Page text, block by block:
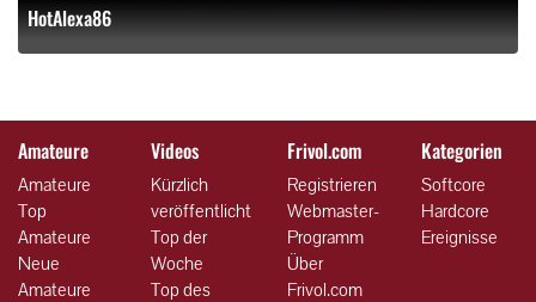
HotAlexa86
Amateure
Amateure
Top
Amateure
Neue
Amateure
Videos
Kürzlich
veröffentlicht
Top der
Woche
Top des
Frivol.com
Registrieren
Webmaster-
Programm
Über
Frivol.com
Kategorien
Softcore
Hardcore
Ereignisse